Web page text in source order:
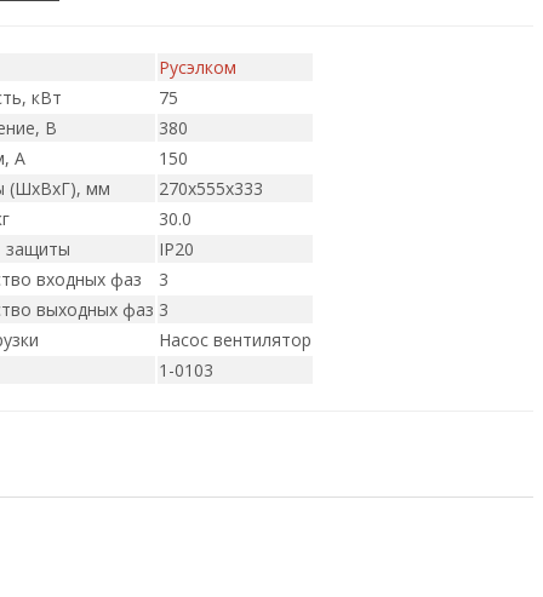
Русэлком
кВт
75
В
380
А
150
(ШxВxГ), мм
270х555х333
30.0
защиты
IP20
входных фаз
3
выходных фаз 3
Насос вентилятор
1-0103